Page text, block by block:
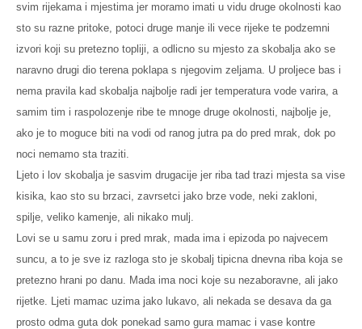
svim rijekama i mjestima jer moramo imati u vidu druge okolnosti kao
sto su razne pritoke, potoci druge manje ili vece rijeke te podzemni
izvori koji su pretezno topliji, a odlicno su mjesto za skobalja ako se
naravno drugi dio terena poklapa s njegovim zeljama. U proljece bas i
nema pravila kad skobalja najbolje radi jer temperatura vode varira, a
samim tim i raspolozenje ribe te mnoge druge okolnosti, najbolje je,
ako je to moguce biti na vodi od ranog jutra pa do pred mrak, dok po
noci nemamo sta traziti.
Ljeto i lov skobalja je sasvim drugacije jer riba tad trazi mjesta sa vise
kisika, kao sto su brzaci, zavrsetci jako brze vode, neki zakloni,
spilje, veliko kamenje, ali nikako mulj.
Lovi se u samu zoru i pred mrak, mada ima i epizoda po najvecem
suncu, a to je sve iz razloga sto je skobalj tipicna dnevna riba koja se
pretezno hrani po danu. Mada ima noci koje su nezaboravne, ali jako
rijetke. Ljeti mamac uzima jako lukavo, ali nekada se desava da ga
prosto odma guta dok ponekad samo gura mamac i vase kontre